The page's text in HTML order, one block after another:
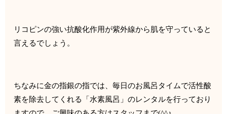
リコピンの強い抗酸化作用が紫外線から肌を守っていると
言えるでしょう。
ちなみに金の指銀の指では、毎日のお風呂タイムで活性酸
素を除去してくれる「水素風呂」のレンタルを行っており